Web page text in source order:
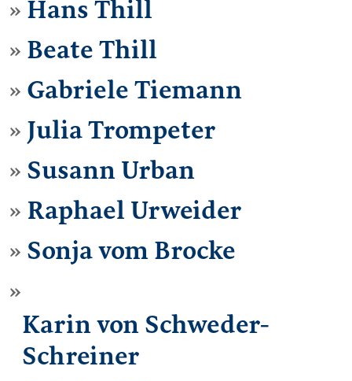
Hans Thill
Beate Thill
Gabriele Tiemann
Julia Trompeter
Susann Urban
Raphael Urweider
Sonja vom Brocke
Karin von Schweder-
Schreiner